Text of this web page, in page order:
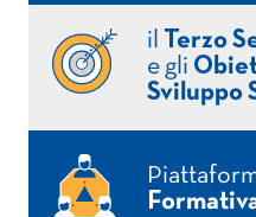
il
Terzo
e gli
Sviluppo